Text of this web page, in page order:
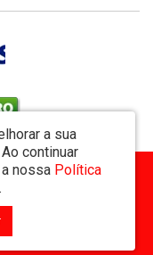
a sua
Ao continuar
nossa Política
.
11.162.894/0001-32
/ AM - CEP: 69058-810